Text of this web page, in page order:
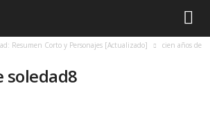
Resumen Corto y Personajes [Actualizado]
cien años de
soledad8